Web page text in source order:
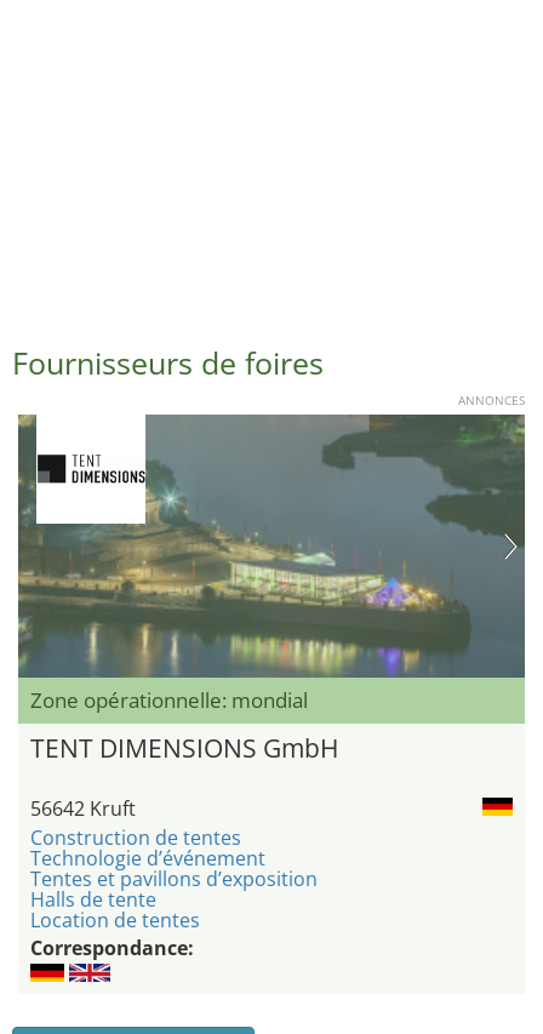
Fournisseurs de foires
ANNONCES
Zone opérationnelle: mondial
TENT DIMENSIONS GmbH
56642 Kruft
Construction de tentes
Technologie d’événement
Tentes et pavillons d’exposition
Halls de tente
Location de tentes
Correspondance: